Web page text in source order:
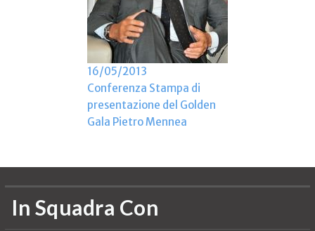
16/05/2013
Conferenza Stampa di
presentazione del Golden
Gala Pietro Mennea
In Squadra Con